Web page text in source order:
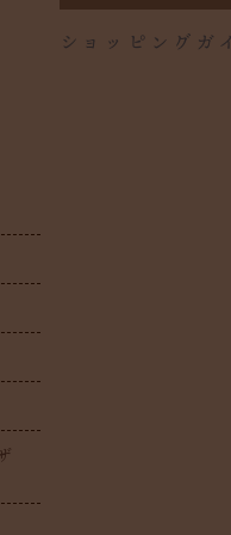
ショッピングガ